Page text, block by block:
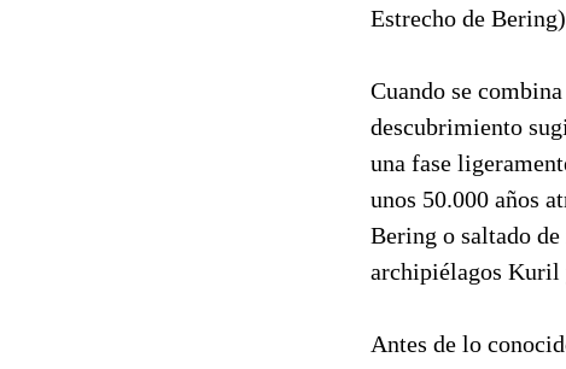
Estrecho de
Cuando se
descubrimiento
una fase
unos 50.000 años
Bering o saltado
archipiélagos Kuril
Antes de lo